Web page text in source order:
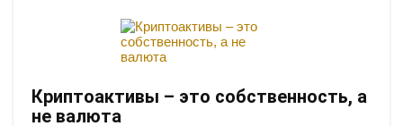
Криптоактивы – это собственность, а
не валюта